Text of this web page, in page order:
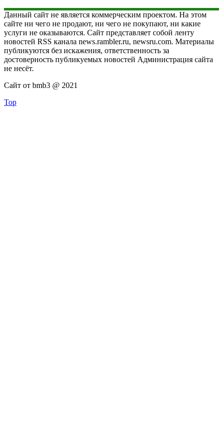
Данный сайт не является коммерческим проектом. На этом
сайте ни чего не продают, ни чего не покупают, ни какие
услуги не оказываются. Сайт представляет собой ленту
новостей RSS канала news.rambler.ru, newsru.com. Материалы
публикуются без искажения, ответственность за
достоверность публикуемых новостей Администрация сайта
не несёт.
Сайт от bmb3 @ 2021
Top